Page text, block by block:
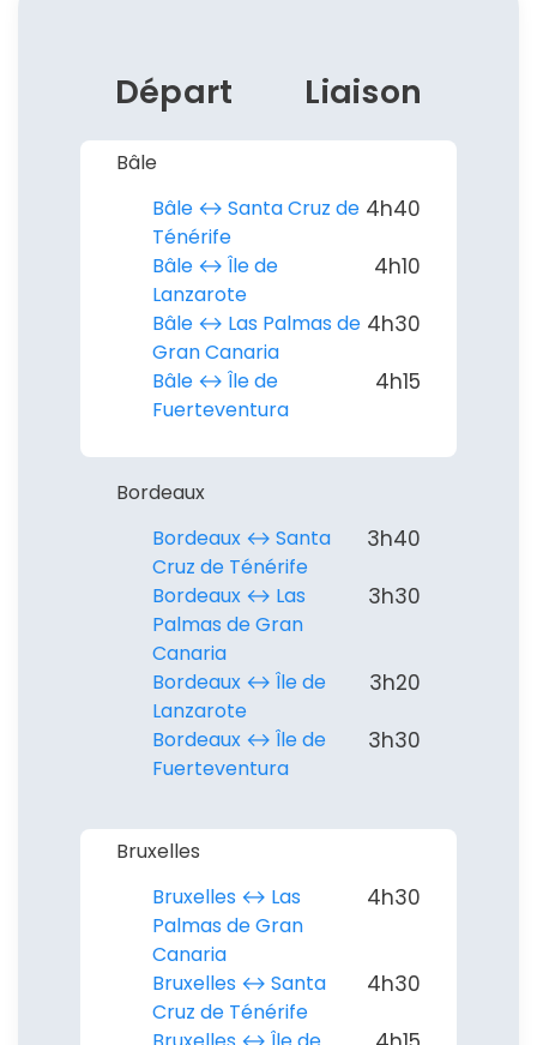
Départ Liaison
Bâle
Bâle ↔︎ Santa Cruz de
Ténérife
4h40
Bâle ↔︎ Île de
Lanzarote
4h10
Bâle ↔︎ Las Palmas de
Gran Canaria
4h30
Bâle ↔︎ Île de
Fuerteventura
4h15
Bordeaux
Bordeaux ↔︎ Santa
Cruz de Ténérife
3h40
Bordeaux ↔︎ Las
Palmas de Gran
Canaria
3h30
Bordeaux ↔︎ Île de
Lanzarote
3h20
Bordeaux ↔︎ Île de
Fuerteventura
3h30
Bruxelles
Bruxelles ↔︎ Las
Palmas de Gran
Canaria
4h30
Bruxelles ↔︎ Santa
Cruz de Ténérife
4h30